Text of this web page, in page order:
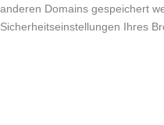
anderen Domains gespeichert
Sicherheitseinstellungen Ihres